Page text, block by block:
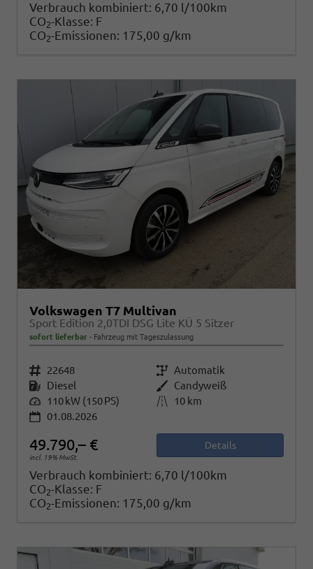
Verbrauch kombiniert: 6,70 l/100km
CO2-Klasse: F
CO2-Emissionen: 175,00 g/km
Volkswagen T7 Multivan
Sport Edition 2,0TDI DSG Lite KÜ 5 Sitzer
sofort lieferbar Fahrzeug mit Tageszulassung
Fahrzeugnr. 22648 Getriebe Automatik
Kraftstoff Diesel Außenfarbe Candyweiß
Leistung 110 kW (150 PS) Kilometerstand
10 km
01.08.2026
49.790,– €
incl. 19% MwSt.
Details
Verbrauch kombiniert: 6,70 l/100km
CO2-Klasse: F
CO2-Emissionen: 175,00 g/km